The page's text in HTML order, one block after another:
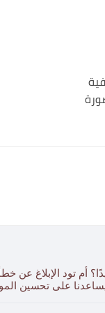
أم تود الإبلاغ عن
يساعدنا على تحسين